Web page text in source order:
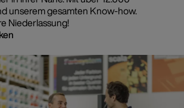
unserem gesamten Know-how.
Niederlassung!